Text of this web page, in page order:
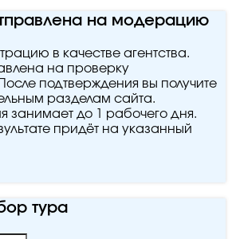
на модерацию
в качестве агентства.
на проверку
подтверждения вы получите
разделам сайта.
занимает до 1 рабочего дня.
придёт на указанный
тура